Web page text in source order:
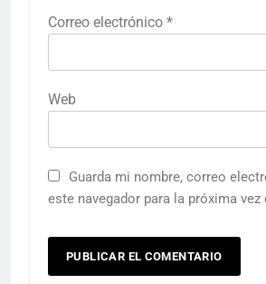
Correo electrónico *
Web
Guarda mi nombre, correo
este navegador para la próxima vez